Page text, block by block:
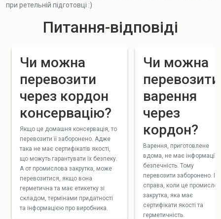
при ретельній підготовці :)
Питання-відповіді
Чи можна
перевозити
через кордон
консервацію?
Якщо це домашня консервація, то
перевозити її заборонено. Адже
така не має сертифікатів якості,
що можуть гарантувати їх безпеку.
А от промислова закрутка, може
перевозитися, якщо вона
герметична та має етикетку зі
складом, термінами придатності
та інформацією про виробника.
Чи можна
перевозити
варення
через
кордон?
Варення, приготовлене
вдома, не має інформації
безпечність. Тому
перевозити заборонено.
справа, коли це
закрутка, яка має
сертифікати якості та
герметичність.